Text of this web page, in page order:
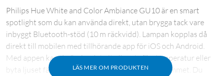
LÄS MER OM PRODUKTEN
Philips Hue White and Color Ambiance GU10 är en smart
spotlight som du kan använda direkt, utan brygga tack vare
inbyggt Bluetooth-stöd (10 m räckvidd). Lampan kopplas då
direkt till mobilen med tillhörande app för iOS och Android.
Med appen kan du ändra det vita ljusets färgtemperatur eller
byta ljuset färg för att skapa en viss stämning i rummet. Du